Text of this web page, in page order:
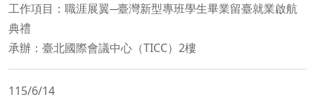
工作項目：職涯展翼─臺灣新型專班學生畢業留臺就業啟航
典禮
承辦：臺北國際會議中心（TICC）2樓
115/6/14